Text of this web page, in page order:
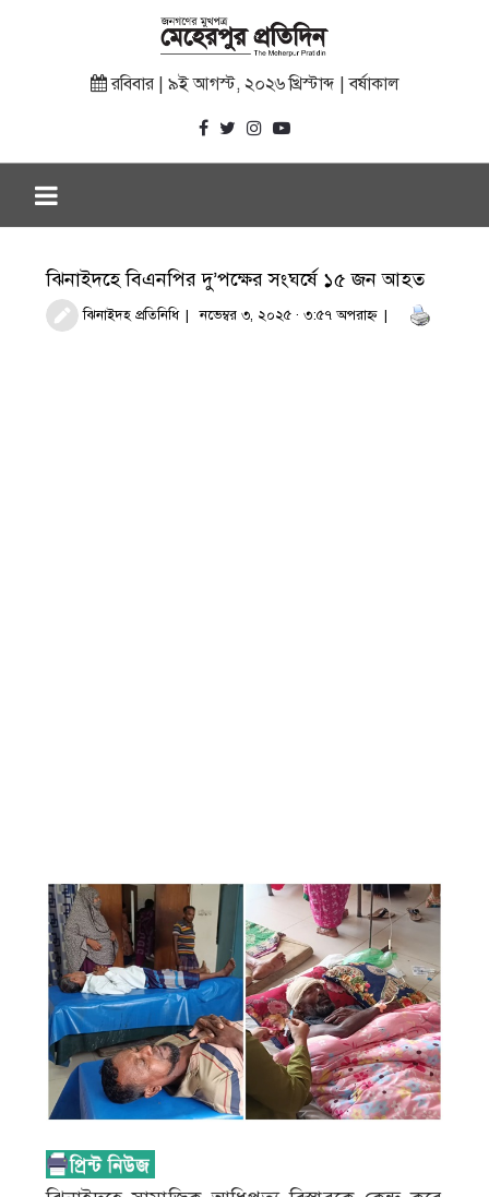
রবিবার | ৯ই আগস্ট, ২০২৬ খ্রিস্টাব্দ | বর্ষাকাল
ঝিনাইদহে বিএনপির দু’পক্ষের সংঘর্ষে ১৫ জন আহত
ঝিনাইদহ প্রতিনিধি নভেম্বর ৩, ২০২৫ · ৩:৫৭ অপরাহ্ণ